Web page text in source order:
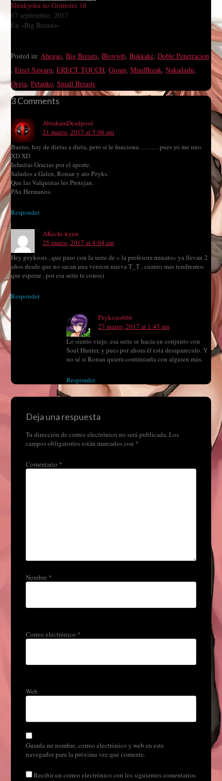
Shinkyoku no Grimoire 18
17 septiembre, 2017
En «Big Breasts»
Posted in:Ahegao,Big Breasts,Blowjob,Bukkake,Doble Penetracion
,Erect Sawaru,ERECT TOUCH,Group,MindBreak,Nakadashi,
Orgia,Petanko,Small Breasts
3 Comments
AbrahamDeadpool
21 marzo, 2017 at 5:06 am
Bueno, hay de dietas a dieta, pero si le funciona……… pues yo me uno.
XD XD
Infinitas Gracias por el aporte.
Saludos a Galen, Ronan y ato Pzyks.
Que las Valquirias les Protejan.
PAx Hermanos.
Responder
AKechi-kyun
25 marzo, 2017 at 4:04 am
Hey pzykosis , que paso con la serie de » la profesora minato» ya llevan 2
años desde que no sacan una version nueva T_T , cuanto mas tendremos
que esperar , por esa serie te conoci
Responder
Pzykosis666
27 marzo, 2017 at 1:45 am
Lo siento viejo, esa serie se hacia en conjunto con
Soul Hunter, y pues por ahora él está desaparecido. Y
no sé si Ronan quiera continuarla con alguien más.
Responder
Deja una respuesta
Tu dirección de correo electrónico no será publicada.Los
campos obligatorios están marcados con *
Comentario *
Nombre *
Correo electrónico *
Web
Guarda mi nombre, correo electrónico y web en este
navegador para la próxima vez que comente.
Recibir un correo electrónico con los siguientes comentarios